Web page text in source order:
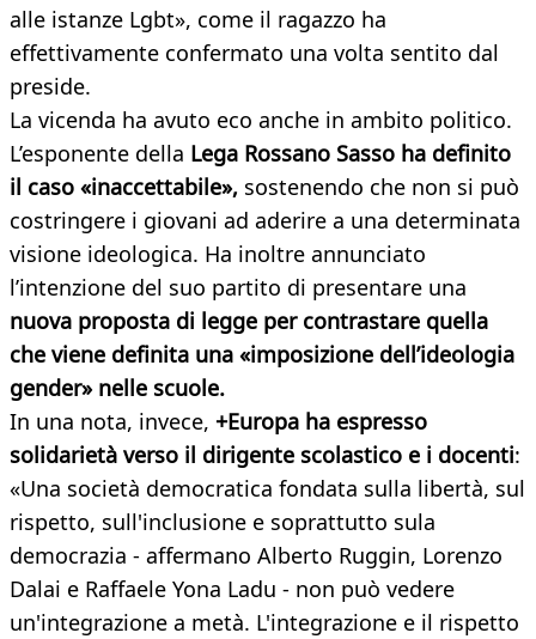
alle istanze Lgbt», come il ragazzo ha
effettivamente confermato una volta sentito dal
preside.
La vicenda ha avuto eco anche in ambito politico.
L’esponente della Lega Rossano Sasso ha definito
il caso «inaccettabile», sostenendo che non si può
costringere i giovani ad aderire a una determinata
visione ideologica. Ha inoltre annunciato
l’intenzione del suo partito di presentare una
nuova proposta di legge per contrastare quella
che viene definita una «imposizione dell’ideologia
gender» nelle scuole.
In una nota, invece, +Europa ha espresso
solidarietà verso il dirigente scolastico e i docenti:
«Una società democratica fondata sulla libertà, sul
rispetto, sull'inclusione e soprattutto sula
democrazia - affermano Alberto Ruggin, Lorenzo
Dalai e Raffaele Yona Ladu - non può vedere
un'integrazione a metà. L'integrazione e il rispetto